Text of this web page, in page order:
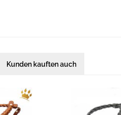
Kunden kauften auch